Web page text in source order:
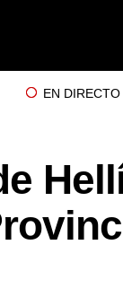
EN DIRECTO